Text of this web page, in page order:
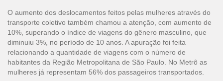
O aumento dos deslocamentos feitos pelas mulheres através do
transporte coletivo também chamou a atenção, com aumento de
10%, superando o índice de viagens do gênero masculino, que
diminuiu 3%, no período de 10 anos. A apuração foi feita
relacionando a quantidade de viagens com o número de
habitantes da Região Metropolitana de São Paulo. No Metrô as
mulheres já representam 56% dos passageiros transportados.